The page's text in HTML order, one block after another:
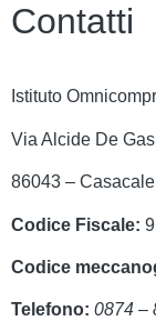
Contatti
Istituto
Via Alcide De
86043 –
Codice Fiscale:
Codice
Telefono: 0874 –